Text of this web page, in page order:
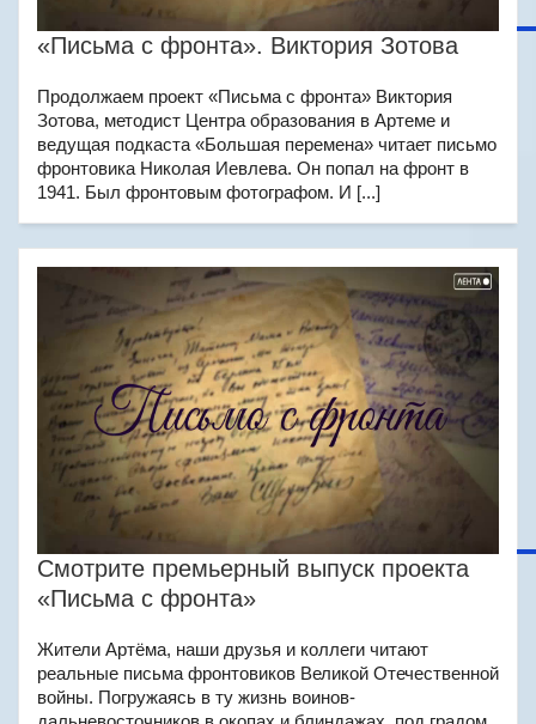
«Письма с фронта». Виктория Зотова
Продолжаем проект «Письма с фронта» Виктория
Зотова, методист Центра образования в Артеме и
ведущая подкаста «Большая перемена» читает письмо
фронтовика Николая Иевлева. Он попал на фронт в
1941. Был фронтовым фотографом. И [...]
Смотрите премьерный выпуск проекта
«Письма с фронта»
Жители Артёма, наши друзья и коллеги читают
реальные письма фронтовиков Великой Отечественной
войны. Погружаясь в ту жизнь воинов-